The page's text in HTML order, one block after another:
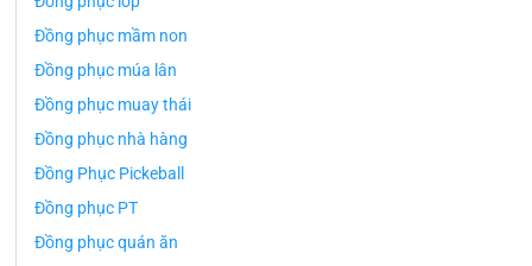
Đồng phục mầm non
Đồng phục múa lân
Đồng phục muay thái
Đồng phục nhà hàng
Đồng Phục Pickeball
Đồng phục PT
Đồng phục quán ăn